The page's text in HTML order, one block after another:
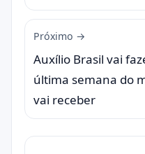
Próximo →
Auxílio Brasil vai
última semana do
vai receber